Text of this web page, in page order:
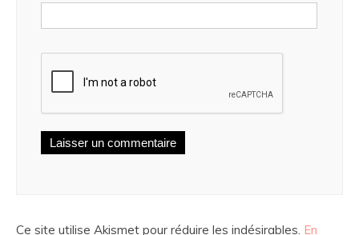
Ce site utilise Akismet pour réduire les indésirables. En